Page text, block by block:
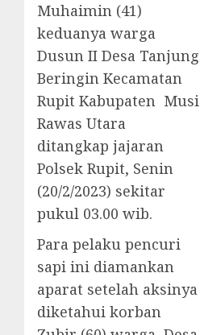
Muhaimin (41)
keduanya warga
Dusun II Desa Tanjung
Beringin Kecamatan
Rupit Kabupaten Musi
Rawas Utara
ditangkap jajaran
Polsek Rupit, Senin
(20/2/2023) sekitar
pukul 03.00 wib.
Para pelaku pencuri
sapi ini diamankan
aparat setelah aksinya
diketahui korban